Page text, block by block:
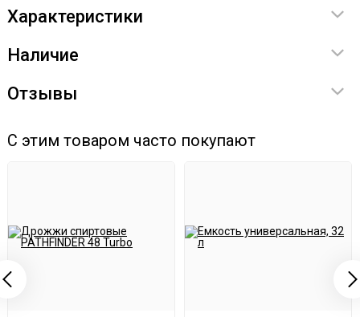
Характеристики
Наличие
Отзывы
С этим товаром часто покупают